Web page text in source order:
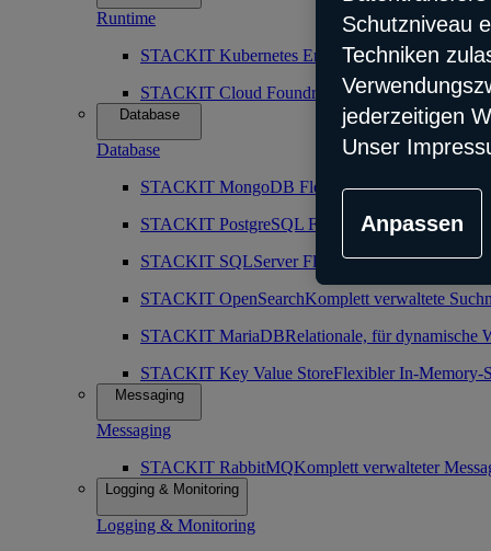
Runtime
STACKIT Kubernetes Engine (SKE)Robuster,
STACKIT Cloud Foundry
Vorkonfiguration der
Database
Database
STACKIT MongoDB Flex
Komplettverwaltete
STACKIT PostgreSQL Flex
Komplett verwaltete
STACKIT SQLServer Flex
Maximal
STACKIT OpenSearchKomplett verwaltete
STACKIT MariaDBRelationale, für dynamische
STACKIT Key Value StoreFlexibler In-Memory-
Messaging
Messaging
STACKIT RabbitMQKomplett verwalteter
Logging & Monitoring
Logging & Monitoring
Schutzniveau
Techniken
jederzeitigen
Unser
Anpassen